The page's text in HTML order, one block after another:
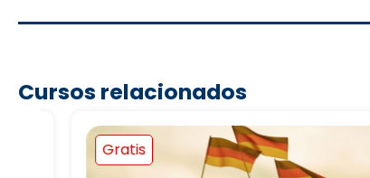
Cursos relacionados
Gratis